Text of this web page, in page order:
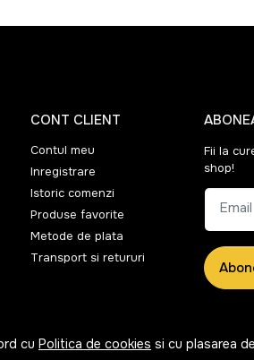
cu Politica de cookies si cu plasarea de
CONT CLIENT
Contul meu
Inregistrare
Istoric comenzi
Produse favorite
Metode de plata
Transport si retururi
Fii la
shop!
Email